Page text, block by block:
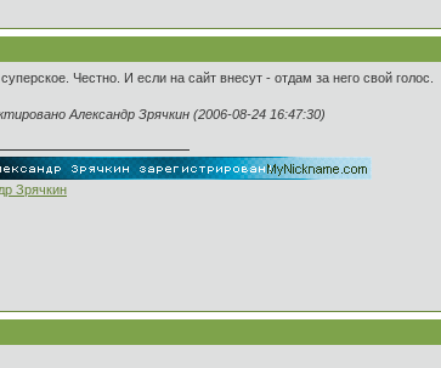
Честно. И если на сайт внесут - отдам за него свой голос.
Александр Зрячкин (2006-08-24 16:47:30)
Зрячкин